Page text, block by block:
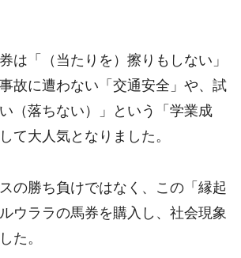
は「（当たりを）擦りもしない」
故に遭わない「交通安全」や、試
（落ちない）」という「学業成
て大人気となりました。
の勝ち負けではなく、この「縁起
ウララの馬券を購入し、社会現象
た。